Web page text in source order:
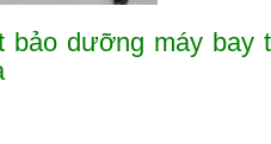
dưỡng máy bay